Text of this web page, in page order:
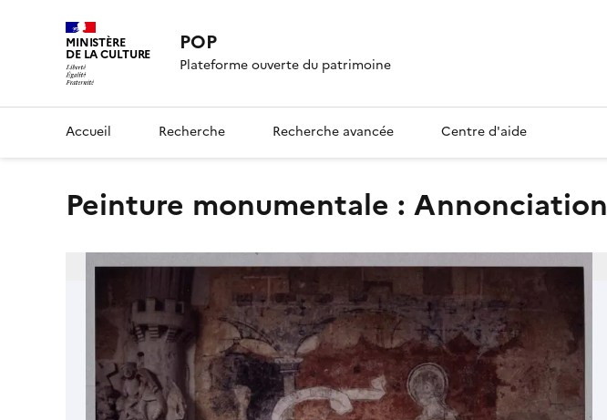
MINISTÈRE
DE LA CULTURE POP
Plateforme ouverte du patrimoine
Accueil Recherche Recherche avancée Centre d'aide
peinture monumentale : Annonciation